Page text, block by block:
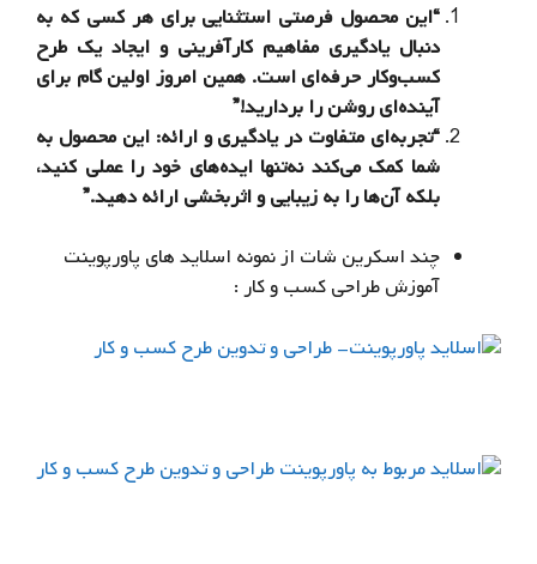
“این محصول فرصتی استثنایی برای هر کسی که به
دنبال یادگیری مفاهیم کارآفرینی و ایجاد یک طرح
کسب‌وکار حرفه‌ای است. همین امروز اولین گام برای
آینده‌ای روشن را بردارید!”
“تجربه‌ای متفاوت در یادگیری و ارائه: این محصول به
شما کمک می‌کند نه‌تنها ایده‌های خود را عملی کنید،
بلکه آن‌ها را به زیبایی و اثربخشی ارائه دهید.”
چند اسکرین شات از نمونه اسلاید های پاورپوینت
آموزش طراحی کسب و کار :